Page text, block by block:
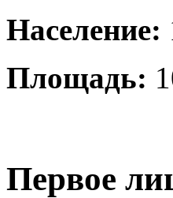
Население:
Площадь:
Первое